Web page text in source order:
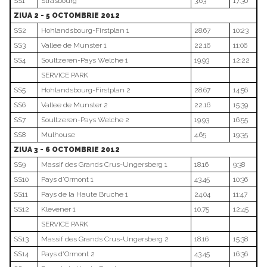
ZIUA 2 - 5 OCTOMBRIE 2012
SS2
Hohlandsbourg-Firstplan 1 28.67
10:23
SS3
Vallee de Munster 1 22.16
11:06
SS4
Soultzeren-Pays Welche 1 19.93
12:22
SERVICE PARK
SS5
Hohlandsbourg-Firstplan 2 28.67
14:56
SS6
Vallee de Munster 2 22.16
15:39
SS7
Soultzeren-Pays Welche 2 19.93
16:55
SS8
Mulhouse 4.65
19:35
ZIUA 3 - 6 OCTOMBRIE 2012
SS9
Massif des Grands Crus-Ungersberg 1 18.16
9:38
SS10
Pays d'Ormont 1 43.45
10:36
SS11
Pays de la Haute Bruche 1 24.04
11:47
SS12
Klevener 1 10.75
12:45
SERVICE PARK
SS13
Massif des Grands Crus-Ungersberg 2 18.16
15:38
SS14
Pays d'Ormont 2 43.45
16:36